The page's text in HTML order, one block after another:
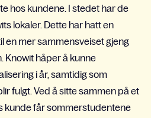
hos kundene. I stedet har de
lokaler. Dette har hatt en
en mer sammensveiset gjeng
Knowit håper å kunne
i år, samtidig som
fulgt. Ved å sitte sammen på et
kunde får sommerstudentene